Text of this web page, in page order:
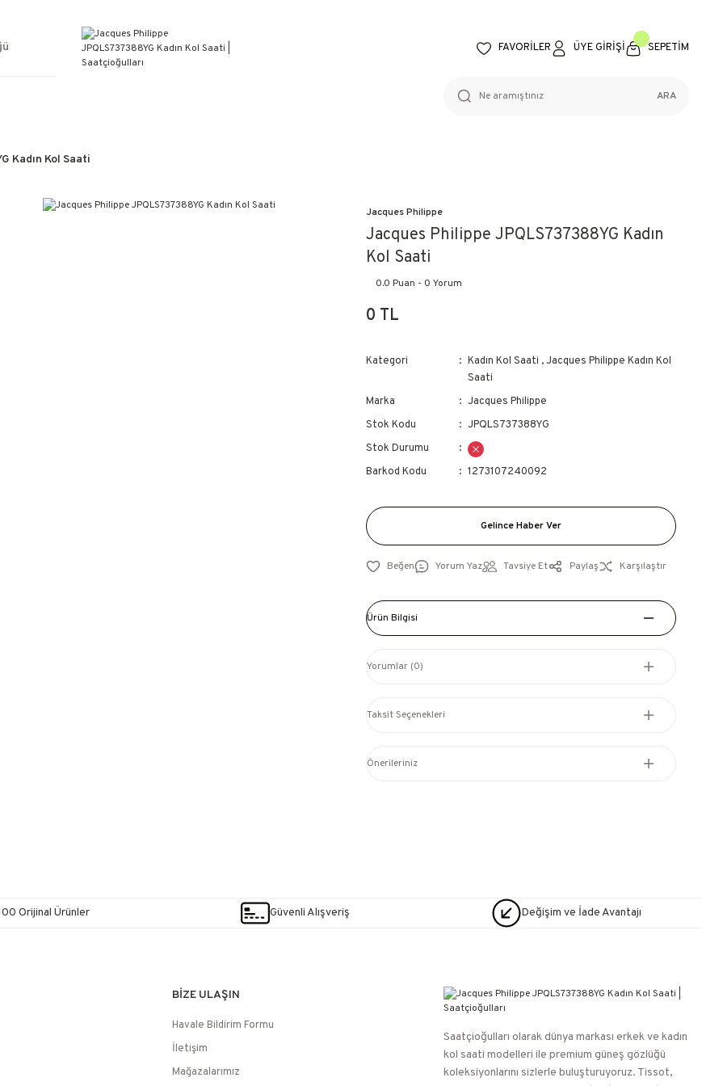
%100 ORİJİNAL ÜRÜN GARANTİSİ
WEB SİTESİNE ÖZEL FİYATLAR
KAÇIRILMAYACAK FIRSATLAR
FAVORİLER ÜYE GİRİŞİ SEPETİM
ARA
Kadın Kol Saati
Jacques Philippe
Jacques Philippe JPQLS737388YG Kadın
Kol Saati
0.0 Puan - 0 Yorum
0 TL
Kategori Kadın Kol Saati ,Jacques Philippe Kadın Kol
Saati
Marka
Jacques Philippe
Stok Kodu
JPQLS737388YG
Stok Durumu
Barkod Kodu
1273107240092
Gelince Haber Ver
Yorum Yaz Tavsiye Et Paylaş Karşılaştır
Ürün Bilgisi
Yorumlar (0)
Taksit Seçenekleri
Önerileriniz
Orijinal Ürünler Güvenli Alışveriş Değişim ve İade Avantajı
BİZE ULAŞIN
Havale Bildirim Formu
İletişim
Mağazalarımız
Saatçioğulları⁠ olarak dünya markası erkek ve kadın
kol saati modelleri ile premium güneş gözlüğü
koleksiyonlarını sizlerle buluşturuyoruz. Tissot,